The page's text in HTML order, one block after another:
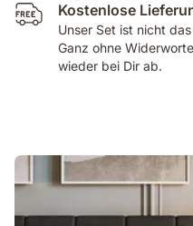
Kostenlose
Unser Set ist nicht
Ganz ohne
wieder bei Dir ab.